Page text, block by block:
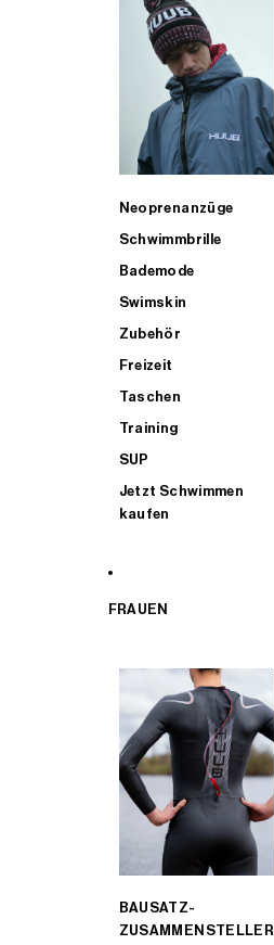
Neoprenanzüge
Schwimmbrille
Bademode
Swimskin
Zubehör
Freizeit
Taschen
Training
SUP
Jetzt Schwimmen
kaufen
FRAUEN
BAUSATZ-
ZUSAMMENSTELLER